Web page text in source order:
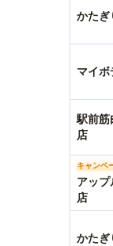
かたぎ
マイ
駅前筋
店
キャンペ
アップ
店
かたぎ